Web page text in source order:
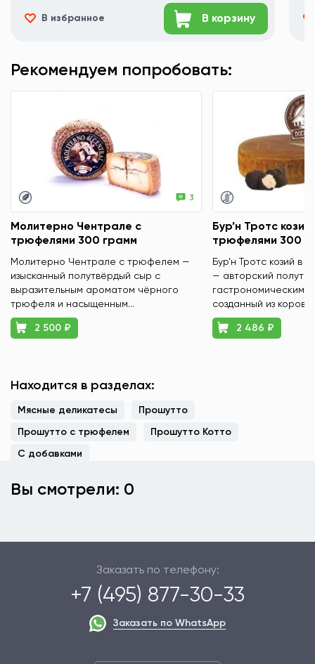
В корзину
В избранное
Рекомендуем попробовать:
3
Молитерно Чентрале с
трюфелями 300 грамм
Молитерно Чентрале с трюфелем —
изысканный полутвёрдый сыр с
выразительным ароматом чёрного
трюфеля и насыщенным...
2 500 ₽
Бур’н Тротс
трюфелями 300
Бур’н Тротс козий в
— авторский
гастрономическим
созданный из
2 486 ₽
Находится в разделах:
Мясные деликатесы
Прошутто
Прошутто с трюфелем
Прошутто Котто
С добавками
Вы смотрели: 0
Заказать по телефону:
+7 (495) 877-30-33
Заказать по WhatsApp